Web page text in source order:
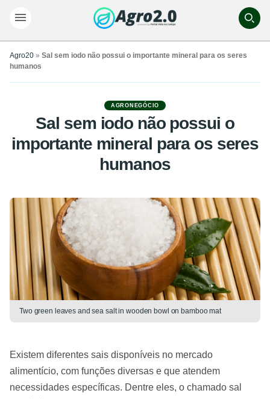
Agro20 » Sal sem iodo não possui o importante mineral para os seres
humanos
AGRONEGÓCIO
Sal sem iodo não possui o
importante mineral para os seres
humanos
Two green leaves and sea salt in wooden bowl on bamboo mat
Existem diferentes sais disponíveis no mercado
alimentício, com funções diversas e que atendem
necessidades específicas. Dentre eles, o chamado sal